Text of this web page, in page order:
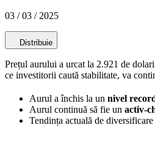
03 / 03 / 2025
Distribuie
Prețul aurului a urcat la 2.921 de
ce investitorii caută stabilitate, va
Aurul a închis la un nivel
Aurul continuă să fie un activ-
Tendința actuală de